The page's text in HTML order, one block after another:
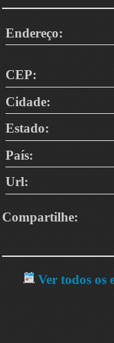
Endereço:
CEP:
Cidade:
Estado:
País:
Url:
Compartilhe:
Ver todos os